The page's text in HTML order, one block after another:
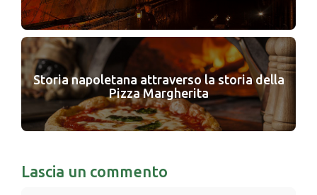
Storia napoletana attraverso la storia della
Pizza Margherita
Lascia un commento